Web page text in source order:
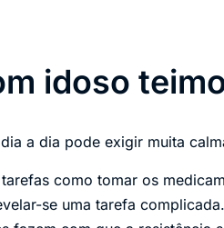
idoso
a dia pode exigir muita
como tomar os
se uma tarefa